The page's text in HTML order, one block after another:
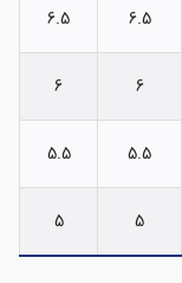
6.5
6.5
6
6
5.5
5.5
5
5